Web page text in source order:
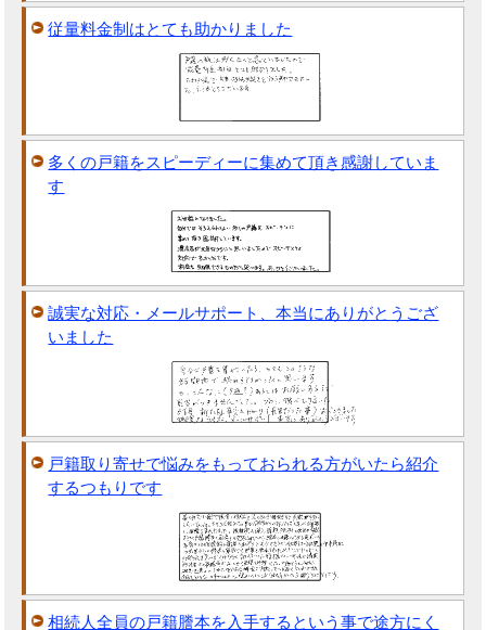
従量料金制はとても助かりました
多くの戸籍をスピーディーに集めて頂き感謝していま
す
誠実な対応・メールサポート、本当にありがとうござ
いました
戸籍取り寄せで悩みをもっておられる方がいたら紹介
するつもりです
相続人全員の戸籍謄本を入手するという事で途方にく